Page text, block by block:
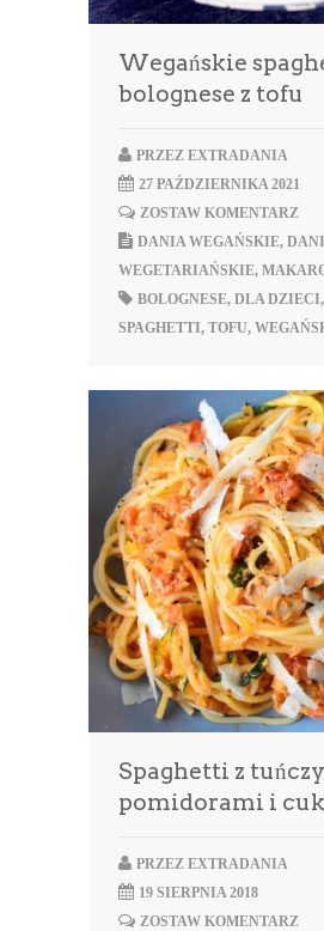
Wegańskie
bolognese z tofu
PRZEZ EXTRADANIA
27 PAŹDZIERNIKA 2021
ZOSTAW KOMENTARZ
DANIA WEGAŃSKIE,
WEGETARIAŃSKIE,
BOLOGNESE, DLA DZIECI,
SPAGHETTI, TOFU,
Spaghetti z
pomidorami i
PRZEZ EXTRADANIA
19 SIERPNIA 2018
ZOSTAW KOMENTARZ